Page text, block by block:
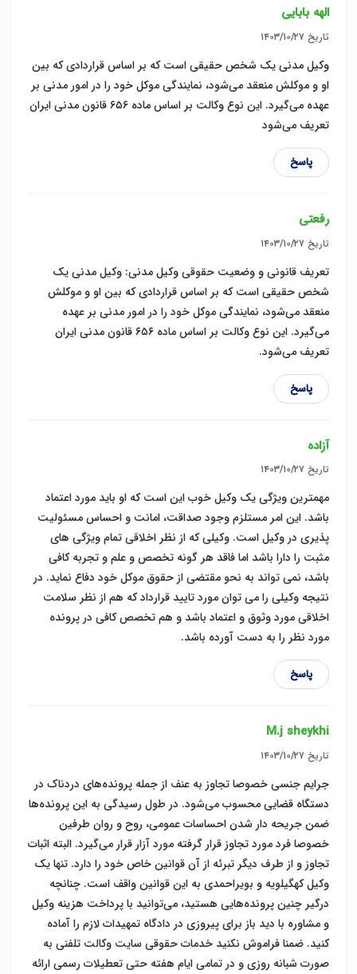
الهه بابایی
تاریخ ۱۴۰۳/۱۰/۲۷
وکیل مدنی یک شخص حقیقی است که بر اساس قراردادی که بین
او و موکلش منعقد می‌شود، نمایندگی موکل خود را در امور مدنی بر
عهده می‌گیرد. این نوع وکالت بر اساس ماده ۶۵۶ قانون مدنی ایران
تعریف می‌شود
پاسخ
رفعتی
تاریخ ۱۴۰۳/۱۰/۲۷
تعریف قانونی و وضعیت حقوقی وکیل مدنی: وکیل مدنی یک
شخص حقیقی است که بر اساس قراردادی که بین او و موکلش
منعقد می‌شود، نمایندگی موکل خود را در امور مدنی بر عهده
می‌گیرد. این نوع وکالت بر اساس ماده ۶۵۶ قانون مدنی ایران
تعریف می‌شود.
پاسخ
آزاده
تاریخ ۱۴۰۳/۱۰/۲۷
مهمترین ویژگی یک وکیل خوب این است که او باید مورد اعتماد
باشد. این امر مستلزم وجود صداقت، امانت و احساس مسئولیت
پذیری در وکیل است. وکیلی که از نظر اخلاقی تمام ویژگی های
مثبت را دارا باشد اما فاقد هر گونه تخصص و علم و تجربه کافی
باشد، نمی تواند به نحو مقتضی از حقوق موکل خود دفاع نماید. در
نتیجه وکیلی را می توان مورد تایید قرارداد که هم از نظر سلامت
اخلاقی مورد وثوق و اعتماد باشد و هم تخصص کافی در پرونده
مورد نظر را به دست آورده باشد.
پاسخ
M.j sheykhi
تاریخ ۱۴۰۳/۱۰/۲۷
جرایم جنسی خصوصا تجاوز به عنف از جمله پرونده‌های دردناک در
دستگاه قضایی محسوب می‌شود. در طول رسیدگی به این پرونده‌ها
ضمن جریحه دار شدن احساسات عمومی، روح و روان طرفین
خصوصا فرد مورد تجاوز قرار گرفته مورد آزار قرار می‌گیرد. البته اثبات
تجاوز و از طرف دیگر تبرئه از آن قوانین خاص خود را دارد. تنها یک
وکیل کهگیلویه و بویراحمدی به این قوانین واقف است. چنانچه
درگیر چنین پرونده‌هایی هستید، می‌توانید با پرداخت هزینه وکیل
و مشاوره با دید باز برای پیروزی در دادگاه تمهیدات لازم را آماده
کنید. ضمنا فراموش نکنید خدمات حقوقی سایت وکالت تلفنی به
صورت شبانه روزی و در تمامی ایام هفته حتی تعطیلات رسمی ارائه